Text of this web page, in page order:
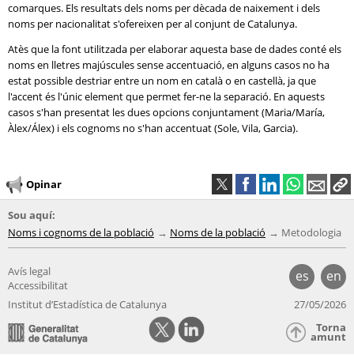
comarques. Els resultats dels noms per dècada de naixement i dels
noms per nacionalitat s'ofereixen per al conjunt de Catalunya.
Atès que la font utilitzada per elaborar aquesta base de dades conté els
noms en lletres majúscules sense accentuació, en alguns casos no ha
estat possible destriar entre un nom en català o en castellà, ja que
l'accent és l'únic element que permet fer-ne la separació. En aquests
casos s'han presentat les dues opcions conjuntament (Maria/María,
Àlex/Álex) i els cognoms no s'han accentuat (Sole, Vila, Garcia).
Opinar
Sou aquí:
Noms i cognoms de la població
Noms de la població Metodologia
es en
Avís legal
Accessibilitat
Institut d’Estadística de Catalunya
27/05/2026
Torna
amunt